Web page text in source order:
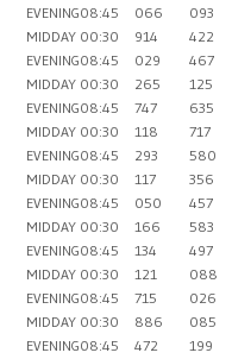
EVENING08:45 066 093
MIDDAY 00:30 914 422
EVENING08:45 029 467
MIDDAY 00:30 265 125
EVENING08:45 747 635
MIDDAY 00:30 118 717
EVENING08:45 293 580
MIDDAY 00:30 117 356
EVENING08:45 050 457
MIDDAY 00:30 166 583
EVENING08:45 134 497
MIDDAY 00:30 121 088
EVENING08:45 715 026
MIDDAY 00:30 886 085
EVENING08:45 472 199